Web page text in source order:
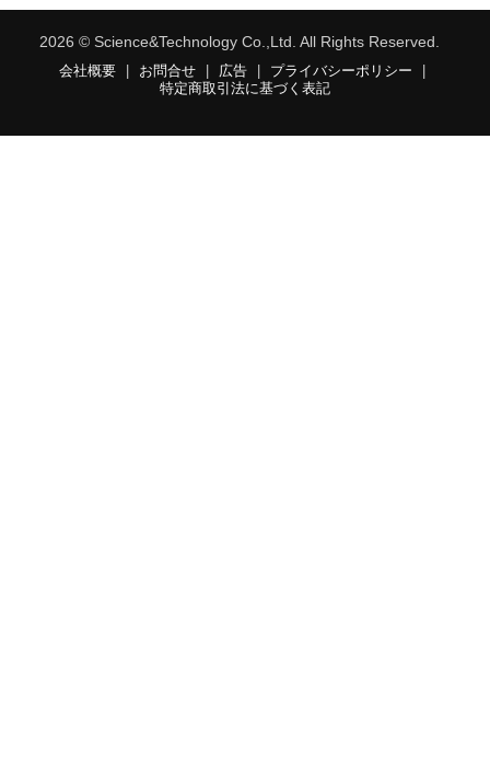
2026 © Science&Technology Co.,Ltd. All Rights Reserved.
会社概要 お問合せ 広告 プライバシーポリシー
特定商取引法に基づく表記